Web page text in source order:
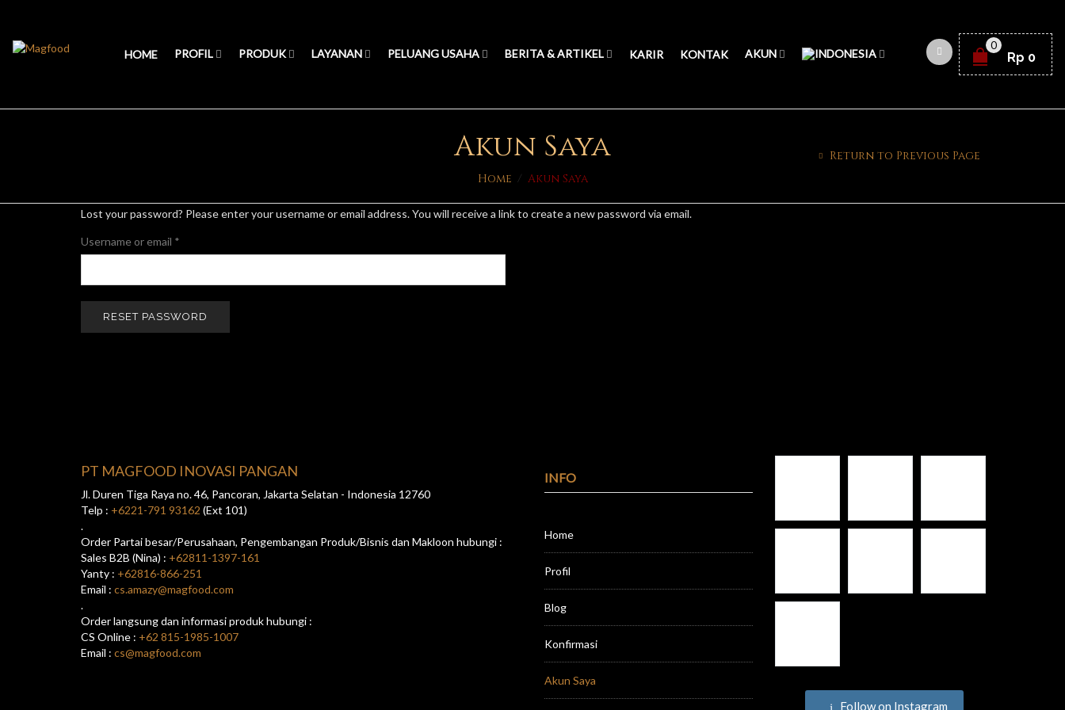
HOME PROFIL PRODUK LAYANAN PELUANG USAHA BERITA & ARTIKEL KARIR KONTAK AKUN
0
Rp 0
Akun Saya
Home / Akun Saya
Return to Previous Page
Lost your password? Please enter your username or email address. You will receive a link to create a new password via email.
Username or email *
RESET PASSWORD
PT MAGFOOD INOVASI PANGAN
Jl. Duren Tiga Raya no. 46, Pancoran, Jakarta Selatan - Indonesia 12760
Telp : +6221-791 93162 (Ext 101)
.
Order Partai besar/Perusahaan, Pengembangan Produk/Bisnis dan Makloon hubungi :
Sales B2B (Nina) : +62811-1397-161
Yanty : +62816-866-251
Email : cs.amazy@magfood.com
.
Order langsung dan informasi produk hubungi :
CS Online : +62 815-1985-1007
Email : cs@magfood.com
INFO
Home
Profil
Blog
Konfirmasi
Akun Saya
Follow on Instagram